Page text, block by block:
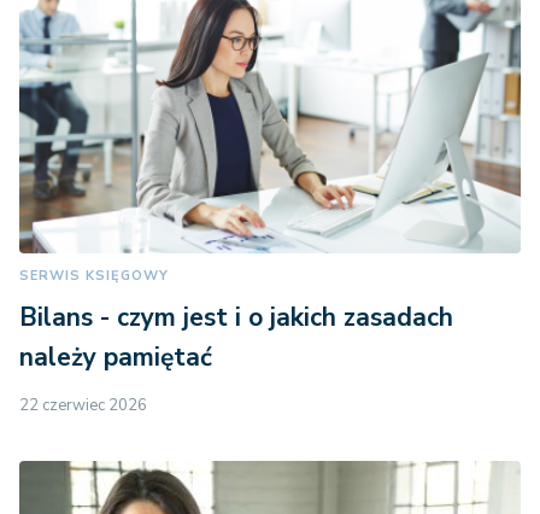
SERWIS KSIĘGOWY
Bilans - czym jest i o jakich zasadach
należy pamiętać
22 czerwiec 2026